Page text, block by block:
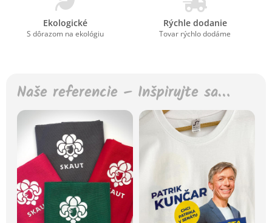
Ekologické
S dôrazom na ekológiu
Rýchle dodanie
Tovar rýchlo dodáme
Naše referencie – Inšpirujte sa…